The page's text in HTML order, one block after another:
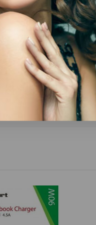
medio‑bassi (1–2 utenti)
ricariche
(postcard, ricordi,
un design compatto e
low‑cost nel